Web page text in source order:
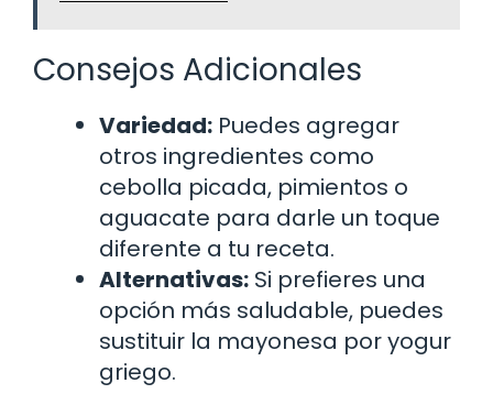
Consejos Adicionales
Variedad: Puedes agregar
otros ingredientes como
cebolla picada, pimientos o
aguacate para darle un toque
diferente a tu receta.
Alternativas: Si prefieres una
opción más saludable, puedes
sustituir la mayonesa por yogur
griego.